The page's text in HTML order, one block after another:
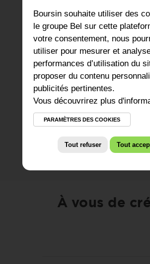
Ingrédients pour 4
1 courgette
150 g deBoursin® Citron
Romarin
12 craquelins
1 branche de romarin
À vous de
Boursin souhaite utiliser des
le groupe Bel sur cette
votre consentement, nous
utiliser pour mesurer et
performances d’utilisation du
proposer du contenu
publicités pertinentes.
Vous découvrirez plus
PARAMÈTRES DES COOKIES
Tout refuser Tout